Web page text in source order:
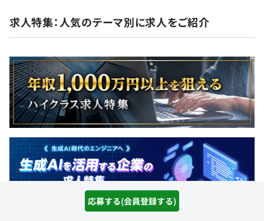
応募する(会員登録する)
求人特集：人気のテーマ別に求人をご紹介